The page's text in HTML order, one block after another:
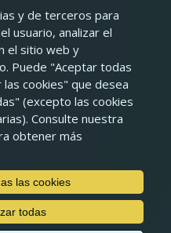
y de terceros para
usuario, analizar el
el sitio web y
Puede "Aceptar todas
cookies" que desea
(excepto las cookies
Consulte nuestra
obtener más
las cookies
todas